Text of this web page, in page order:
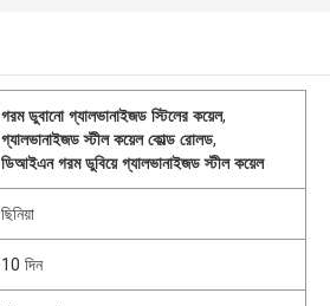
গরম ডুবানো গ্যালভানাইজড স্টিলের কয়েল,
গ্যালভানাইজড স্টীল কয়েল কোল্ড রোলড,
ডিআইএন গরম ডুবিয়ে গ্যালভানাইজড স্টীল কয়েল
ছিনিয়া
10 দিন